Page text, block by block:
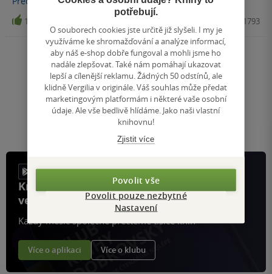
104 Kniha, Leda, 2009, 9788073351793
Nahoru
Zobrazeno 20 z 20
1
Přejít
na
stránku
/ 1
Knihy, recenze a klubové výhody
ve vaší kapse a naší appce KDčko
Každý měsíc společně přečteme tisíce knih
Více o aplikaci Více o klubu
potřebují.
O souborech cookies jste určitě již slyšeli. I my je
využíváme ke shromažďování a analýze informací,
aby náš e-shop dobře fungoval a mohli jsme ho
nadále zlepšovat. Také nám pomáhají ukazovat
lepší a cílenější reklamu. Žádných 50 odstínů, ale
klidně Vergilia v originále. Váš souhlas může předat
marketingovým platformám i některé vaše osobní
údaje. Ale vše bedlivě hlídáme. Jako naši vlastní
knihovnu!
Zjistit více
Povolit vše
Povolit pouze nezbytné
Nastavení